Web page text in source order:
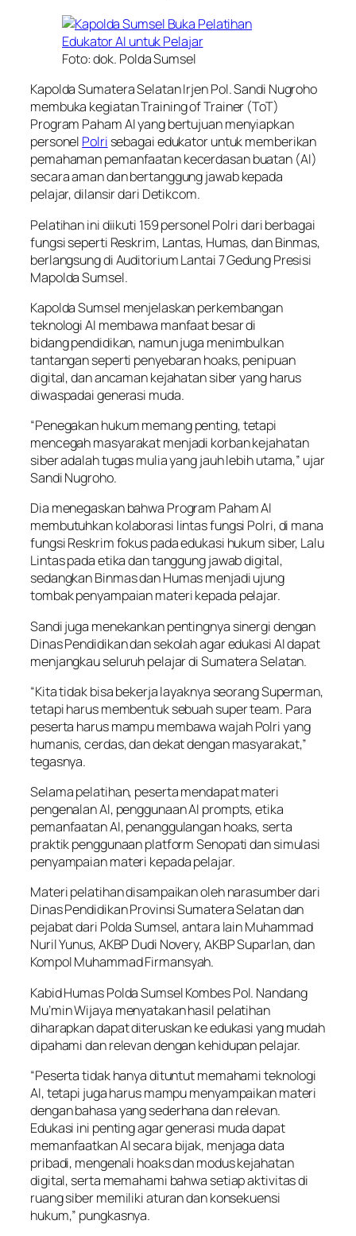
Foto: dok. Polda Sumsel
Kapolda Sumatera Selatan Irjen Pol. Sandi Nugroho
membuka kegiatan Training of Trainer (ToT)
Program Paham AI yang bertujuan menyiapkan
personel Polri sebagai edukator untuk memberikan
pemahaman pemanfaatan kecerdasan buatan (AI)
secara aman dan bertanggung jawab kepada
pelajar, dilansir dari Detikcom.
Pelatihan ini diikuti 159 personel Polri dari berbagai
fungsi seperti Reskrim, Lantas, Humas, dan Binmas,
berlangsung di Auditorium Lantai 7 Gedung Presisi
Mapolda Sumsel.
Kapolda Sumsel menjelaskan perkembangan
teknologi AI membawa manfaat besar di
bidang pendidikan, namun juga menimbulkan
tantangan seperti penyebaran hoaks, penipuan
digital, dan ancaman kejahatan siber yang harus
diwaspadai generasi muda.
“Penegakan hukum memang penting, tetapi
mencegah masyarakat menjadi korban kejahatan
siber adalah tugas mulia yang jauh lebih utama,” ujar
Sandi Nugroho.
Dia menegaskan bahwa Program Paham AI
membutuhkan kolaborasi lintas fungsi Polri, di mana
fungsi Reskrim fokus pada edukasi hukum siber, Lalu
Lintas pada etika dan tanggung jawab digital,
sedangkan Binmas dan Humas menjadi ujung
tombak penyampaian materi kepada pelajar.
Sandi juga menekankan pentingnya sinergi dengan
Dinas Pendidikan dan sekolah agar edukasi AI dapat
menjangkau seluruh pelajar di Sumatera Selatan.
“Kita tidak bisa bekerja layaknya seorang Superman,
tetapi harus membentuk sebuah super team. Para
peserta harus mampu membawa wajah Polri yang
humanis, cerdas, dan dekat dengan masyarakat,”
tegasnya.
Selama pelatihan, peserta mendapat materi
pengenalan AI, penggunaan AI prompts, etika
pemanfaatan AI, penanggulangan hoaks, serta
praktik penggunaan platform Senopati dan simulasi
penyampaian materi kepada pelajar.
Materi pelatihan disampaikan oleh narasumber dari
Dinas Pendidikan Provinsi Sumatera Selatan dan
pejabat dari Polda Sumsel, antara lain Muhammad
Nuril Yunus, AKBP Dudi Novery, AKBP Suparlan, dan
Kompol Muhammad Firmansyah.
Kabid Humas Polda Sumsel Kombes Pol. Nandang
Mu’min Wijaya menyatakan hasil pelatihan
diharapkan dapat diteruskan ke edukasi yang mudah
dipahami dan relevan dengan kehidupan pelajar.
“Peserta tidak hanya dituntut memahami teknologi
AI, tetapi juga harus mampu menyampaikan materi
dengan bahasa yang sederhana dan relevan.
Edukasi ini penting agar generasi muda dapat
memanfaatkan AI secara bijak, menjaga data
pribadi, mengenali hoaks dan modus kejahatan
digital, serta memahami bahwa setiap aktivitas di
ruang siber memiliki aturan dan konsekuensi
hukum,” pungkasnya.